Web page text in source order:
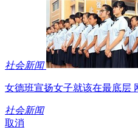
社会新闻
女德班宣扬女子就该在最底层
社会新闻
取消